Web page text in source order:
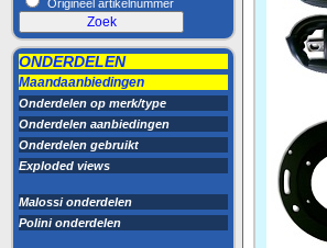
Origineel artikelnummer
ONDERDELEN
Maandaanbiedingen
Onderdelen op merk/type
Onderdelen aanbiedingen
Onderdelen gebruikt
Exploded views
Malossi onderdelen
Polini onderdelen